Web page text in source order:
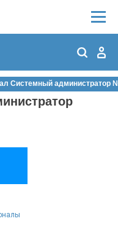
Системный администратор